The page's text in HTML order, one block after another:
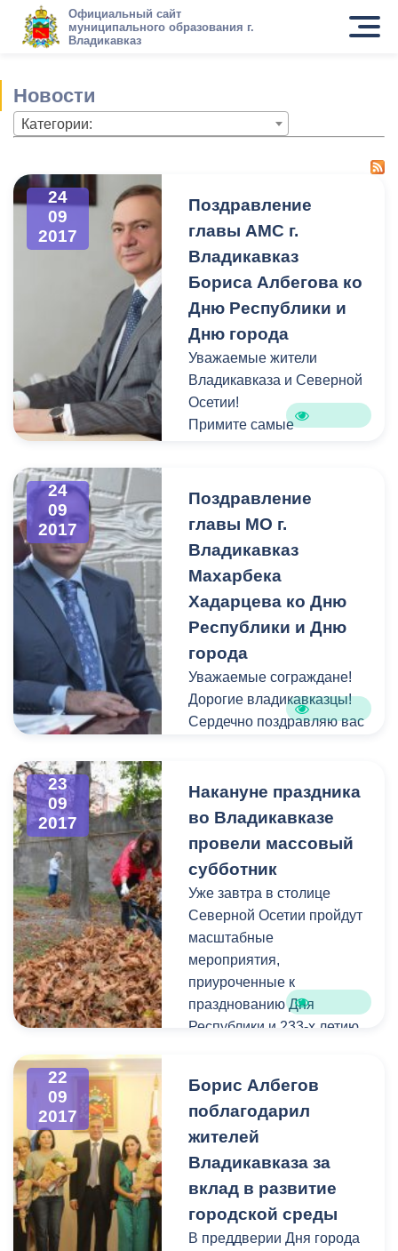
Официальный сайт
муниципального образования г.
Владикавказ
Новости
Категории:
24
09
2017
Поздравление
главы АМС г.
Владикавказ
Бориса Албегова ко
Дню Республики и
Дню города
Уважаемые жители
Владикавказа и Северной
Осетии!
Примите самые
республики и Днем города
24
09
2017
Поздравление
главы МО г.
Владикавказ
Махарбека
Хадарцева ко Дню
Республики и Дню
города
Уважаемые сограждане!
Дорогие владикавказцы!
Сердечно поздравляю вас
славы Владикавказ.
23
09
2017
Накануне праздника
во Владикавказе
провели массовый
субботник
Уже завтра в столице
Северной Осетии пройдут
масштабные
мероприятия,
приуроченные к
празднованию Дня
Республики и 233-х летию
решение провести
очередной
общереспубликанский
субботник накануне
праздничных гуляний.
22
09
2017
Борис Албегов
поблагодарил
жителей
Владикавказа за
вклад в развитие
городской среды
В преддверии Дня города